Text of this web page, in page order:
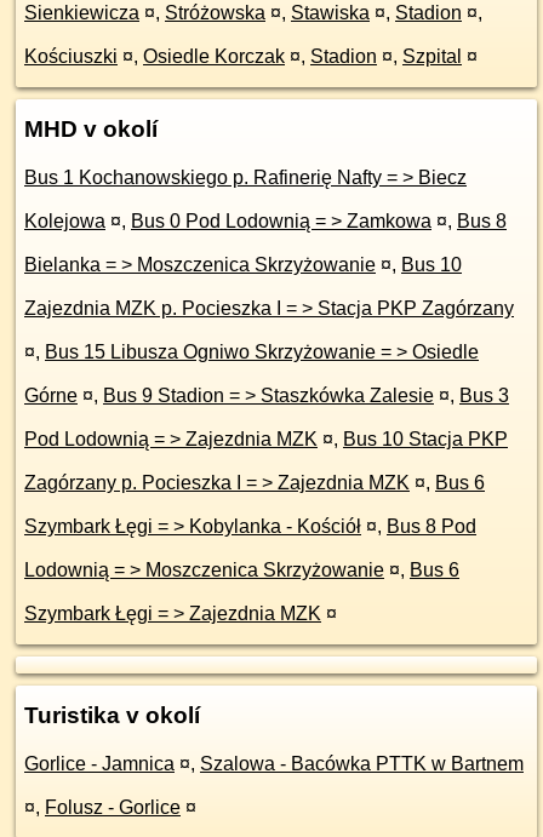
Sienkiewicza ¤, Stróżowska ¤, Stawiska ¤, Stadion ¤,
Kościuszki ¤, Osiedle Korczak ¤, Stadion ¤, Szpital ¤
MHD v okolí
Bus 1 Kochanowskiego p. Rafinerię Nafty = > Biecz
Kolejowa ¤, Bus 0 Pod Lodownią = > Zamkowa ¤, Bus 8
Bielanka = > Moszczenica Skrzyżowanie ¤, Bus 10
Zajezdnia MZK p. Pocieszka I = > Stacja PKP Zagórzany
¤, Bus 15 Libusza Ogniwo Skrzyżowanie = > Osiedle
Górne ¤, Bus 9 Stadion = > Staszkówka Zalesie ¤, Bus 3
Pod Lodownią = > Zajezdnia MZK ¤, Bus 10 Stacja PKP
Zagórzany p. Pocieszka I = > Zajezdnia MZK ¤, Bus 6
Szymbark Łęgi = > Kobylanka - Kościół ¤, Bus 8 Pod
Lodownią = > Moszczenica Skrzyżowanie ¤, Bus 6
Szymbark Łęgi = > Zajezdnia MZK ¤
Turistika v okolí
Gorlice - Jamnica ¤, Szalowa - Bacówka PTTK w Bartnem
¤, Folusz - Gorlice ¤